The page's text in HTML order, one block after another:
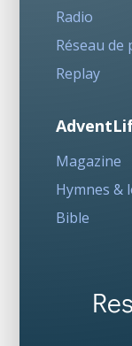
Radio
Réseau de
Replay
Magazine
Hymnes &
Bible